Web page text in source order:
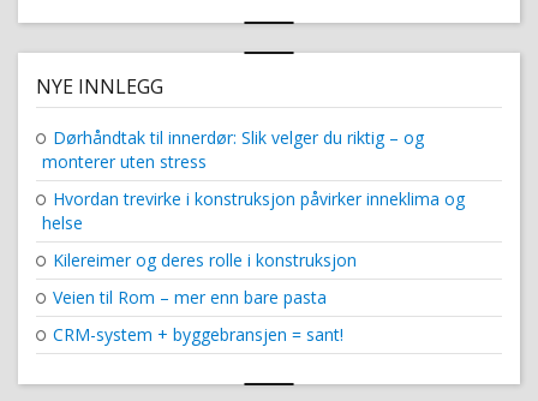
NYE INNLEGG
Dørhåndtak til innerdør: Slik velger du riktig – og
monterer uten stress
Hvordan trevirke i konstruksjon påvirker inneklima og
helse
Kilereimer og deres rolle i konstruksjon
Veien til Rom – mer enn bare pasta
CRM-system + byggebransjen = sant!